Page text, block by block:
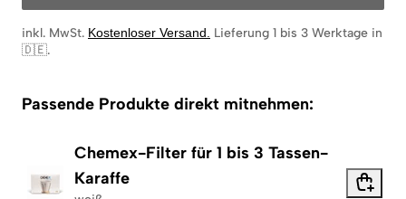
inkl. MwSt. Kostenloser Versand. Lieferung 1 bis 3 Werktage in
🇩🇪.
Passende Produkte direkt mitnehmen:
Chemex-Filter für 1 bis 3 Tassen-
Karaffe